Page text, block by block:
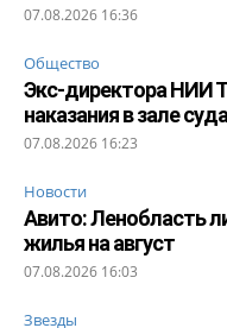
07.08.2026 16:36
Общество
Экс-директора НИИ
наказания в зале
07.08.2026 16:23
Новости
Авито: Ленобласть
жилья на август
07.08.2026 16:03
Звезды